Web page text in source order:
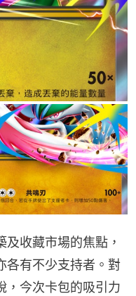
收藏市場的焦點，
各有不少支持者。對
，今次卡包的吸引力